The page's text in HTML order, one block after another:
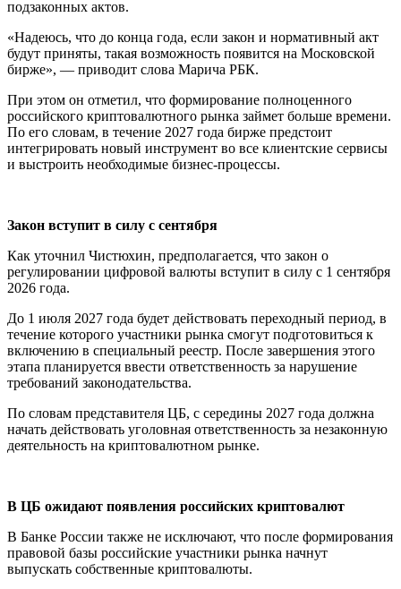
подзаконных актов.
«Надеюсь, что до конца года, если закон и нормативный акт
будут приняты, такая возможность появится на Московской
бирже», — приводит слова Марича РБК.
При этом он отметил, что формирование полноценного
российского криптовалютного рынка займет больше времени.
По его словам, в течение 2027 года бирже предстоит
интегрировать новый инструмент во все клиентские сервисы
и выстроить необходимые бизнес-процессы.
Закон вступит в силу с сентября
Как уточнил Чистюхин, предполагается, что закон о
регулировании цифровой валюты вступит в силу с 1 сентября
2026 года.
До 1 июля 2027 года будет действовать переходный период, в
течение которого участники рынка смогут подготовиться к
включению в специальный реестр. После завершения этого
этапа планируется ввести ответственность за нарушение
требований законодательства.
По словам представителя ЦБ, с середины 2027 года должна
начать действовать уголовная ответственность за незаконную
деятельность на криптовалютном рынке.
В ЦБ ожидают появления российских криптовалют
В Банке России также не исключают, что после формирования
правовой базы российские участники рынка начнут
выпускать собственные криптовалюты.